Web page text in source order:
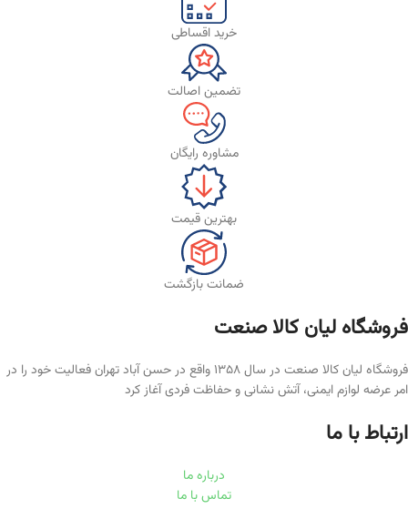
خرید اقساطی
تضمین اصالت
مشاوره رایگان
بهترین قیمت
ضمانت بازگشت
فروشگاه لیان‌ کالا صنعت
فروشگاه لیان کالا صنعت در سال ۱۳۵۸ واقع در حسن آباد تهران فعالیت خود را در
امر عرضه لوازم ایمنی، آتش نشانی و حفاظت فردی آغاز کرد
ارتباط با ما
درباره ما
تماس با ما